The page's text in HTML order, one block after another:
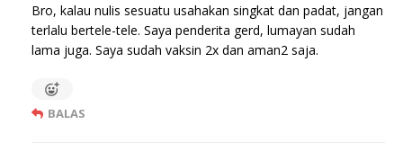
Bro, kalau nulis sesuatu usahakan singkat dan padat, jangan
terlalu bertele-tele. Saya penderita gerd, lumayan sudah
lama juga. Saya sudah vaksin 2x dan aman2 saja.
BALAS